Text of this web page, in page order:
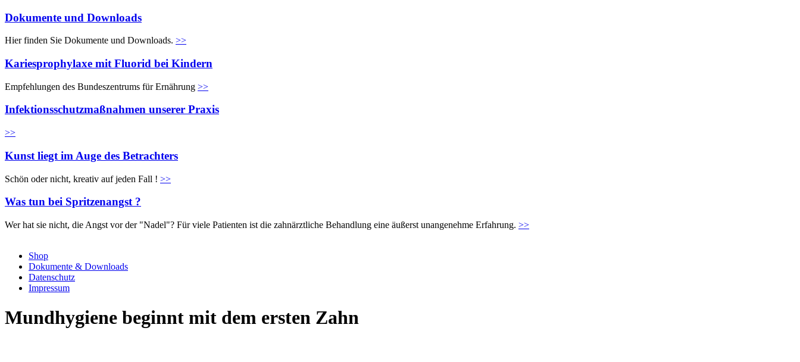
Dokumente und Downloads
Hier finden Sie Dokumente und Downloads. >>
Kariesprophylaxe mit Fluorid bei Kindern
Empfehlungen des Bundeszentrums für Ernährung >>
Infektionsschutzmaßnahmen unserer Praxis
>>
Kunst liegt im Auge des Betrachters
Schön oder nicht, kreativ auf jeden Fall ! >>
Was tun bei Spritzenangst ?
Wer hat sie nicht, die Angst vor der "Nadel"? Für viele Patienten ist die zahnärztliche Behandlung eine äußerst unangenehme Erfahrung. >>
Shop
Dokumente & Downloads
Datenschutz
Impressum
Mundhygiene beginnt mit dem ersten Zahn